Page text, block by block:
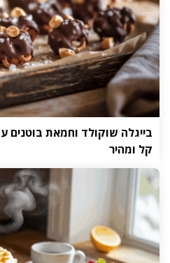
בייגלה שוקולד וחמאת בוטנים
קל ומהיר